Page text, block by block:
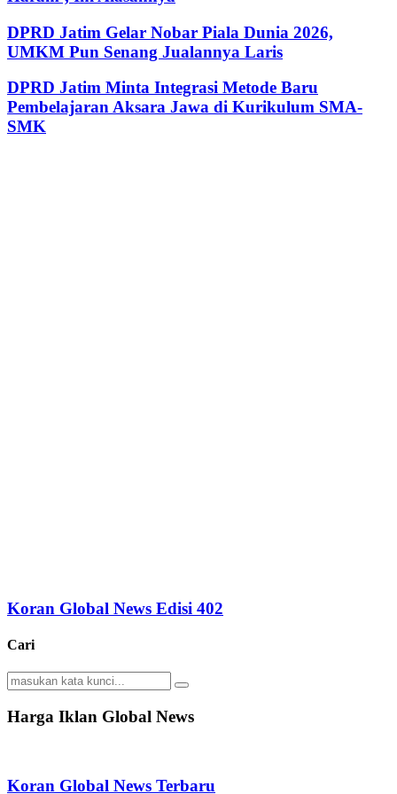
DPRD Jatim Gelar Nobar Piala Dunia 2026,
UMKM Pun Senang Jualannya Laris
DPRD Jatim Minta Integrasi Metode Baru
Pembelajaran Aksara Jawa di Kurikulum SMA-
SMK
Koran Global News Edisi 402
Cari
Search
for:
Search
Harga Iklan Global News
Koran Global News Terbaru